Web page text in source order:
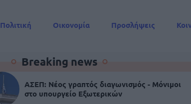
Πολιτική Οικονομία Προσλήψεις
Breaking news
ΑΣΕΠ: Νέος γραπτός διαγωνισμός - Μόνιμοι
στο υπουργείο Εξωτερικών